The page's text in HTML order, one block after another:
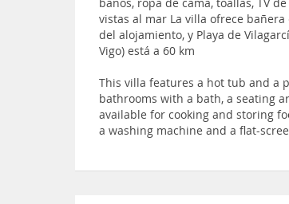
vistas al mar La villa ofrece
del alojamiento, y Playa de
Vigo) está a 60 km
This villa features a hot tub and a
bathrooms with a bath, a seating
available for cooking and storing
a washing machine and a flat-